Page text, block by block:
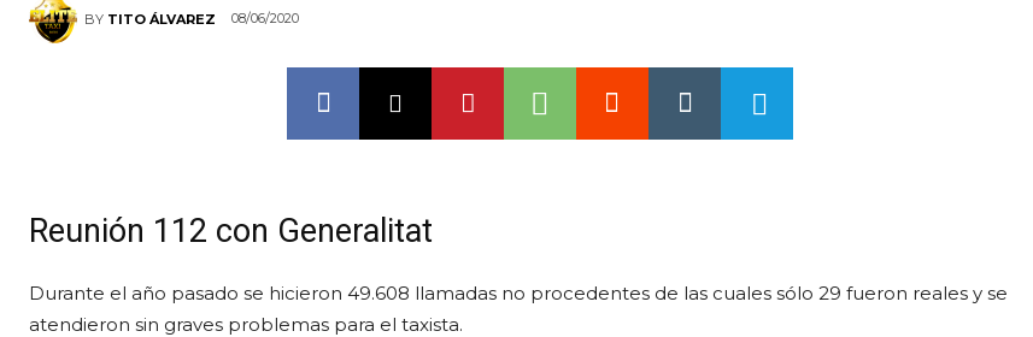
BY TITO ÁLVAREZ 08/06/2020
Reunión 112 con Generalitat
Durante el año pasado se hicieron 49.608 llamadas no procedentes de las cuales sólo 29 fueron reales y se
atendieron sin graves problemas para el taxista.